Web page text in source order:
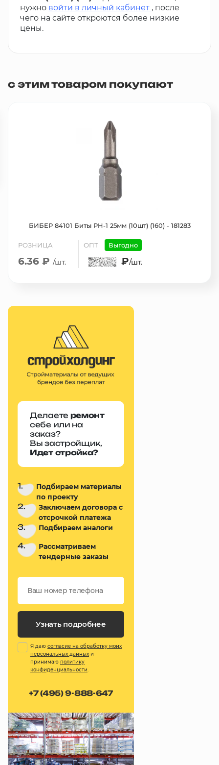
нужно войти в личный кабинет , после
чего на сайте откроются более низкие
цены.
с этим товаром покупают
БИБЕР 84101 Биты PH-1 25мм (10шт) (160) - 181283
РОЗНИЦА
6.36 ₽ /шт.
ОПТ Выгодно
₽/шт.
Делаете ремонт
себе или на
заказ?
Вы застройщик,
Идет стройка?
1.
Подбираем материалы
по проекту
2.
Заключаем договора с
отсрочкой платежа
3. Подбираем аналоги
4.
Рассматриваем
тендерные заказы
Узнать подробнее
Я даю согласие на обработку моих
персональных данных и
принимаю политику
конфиденциальности.
+7 (495) 9-888-647